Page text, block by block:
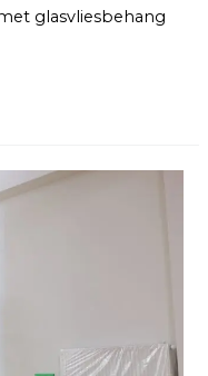
glasvliesbehang